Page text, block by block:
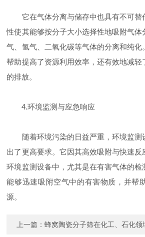
它在气体分离与储存中也具有不可替
性使其能够按分子大小选择性地吸附气体
气、氢气、二氧化碳等气体的分离和纯化
帮助提高了资源利用效率，还有效地减
的排放。
4.环境监测与应急响应
随着环境污染的日益严重，环境监测
出了更高要求。它因其高效吸附与快速
环境监测设备中，尤其是在有害气体的
能够迅速吸附空气中的有害物质，并帮
源。
上一篇：蜂窝陶瓷分子筛在化工、石化领